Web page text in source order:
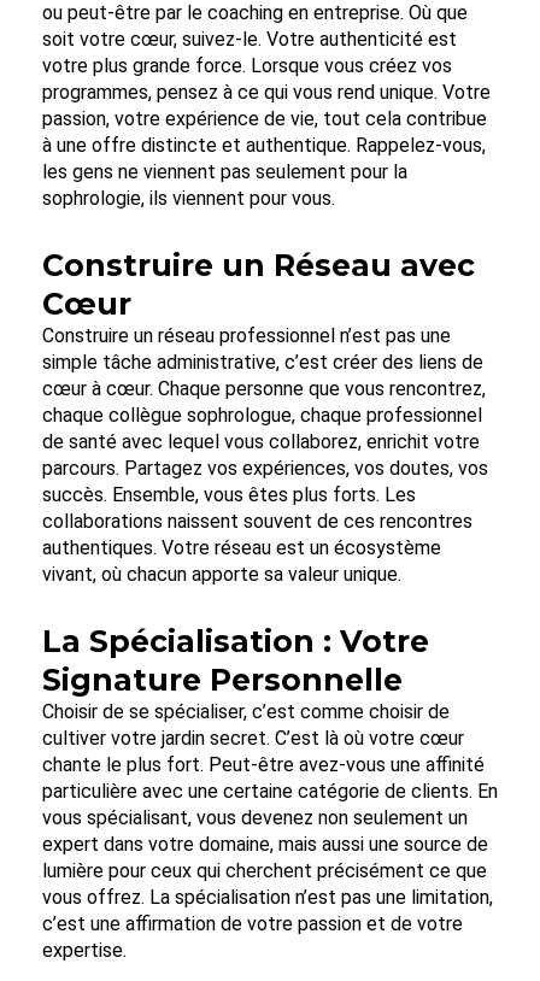
ou peut-être par le coaching en entreprise. Où que
soit votre cœur, suivez-le. Votre authenticité est
votre plus grande force. Lorsque vous créez vos
programmes, pensez à ce qui vous rend unique. Votre
passion, votre expérience de vie, tout cela contribue
à une offre distincte et authentique. Rappelez-vous,
les gens ne viennent pas seulement pour la
sophrologie, ils viennent pour vous.
Construire un Réseau avec
Cœur
Construire un réseau professionnel n’est pas une
simple tâche administrative, c’est créer des liens de
cœur à cœur. Chaque personne que vous rencontrez,
chaque collègue sophrologue, chaque professionnel
de santé avec lequel vous collaborez, enrichit votre
parcours. Partagez vos expériences, vos doutes, vos
succès. Ensemble, vous êtes plus forts. Les
collaborations naissent souvent de ces rencontres
authentiques. Votre réseau est un écosystème
vivant, où chacun apporte sa valeur unique.
La Spécialisation : Votre
Signature Personnelle
Choisir de se spécialiser, c’est comme choisir de
cultiver votre jardin secret. C’est là où votre cœur
chante le plus fort. Peut-être avez-vous une affinité
particulière avec une certaine catégorie de clients. En
vous spécialisant, vous devenez non seulement un
expert dans votre domaine, mais aussi une source de
lumière pour ceux qui cherchent précisément ce que
vous offrez. La spécialisation n’est pas une limitation,
c’est une affirmation de votre passion et de votre
expertise.